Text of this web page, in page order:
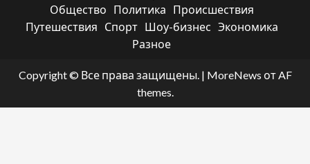
Общество
Политика
Происшествия
Путешествия
Спорт Шоу-бизнес Экономика
Разное
Copyright © Все права защищены. | MoreNews от AF
themes.